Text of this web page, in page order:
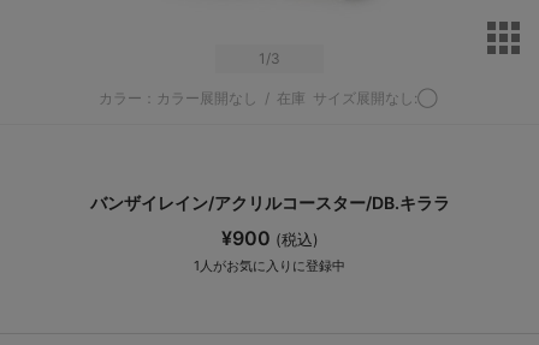
1 /3
カラー：カラー展開なし / 在庫 サイズ展開なし:◯
バンザイレイン/アクリルコースター/DB.キララ
¥900 (税込)
1 人がお気に入りに登録中